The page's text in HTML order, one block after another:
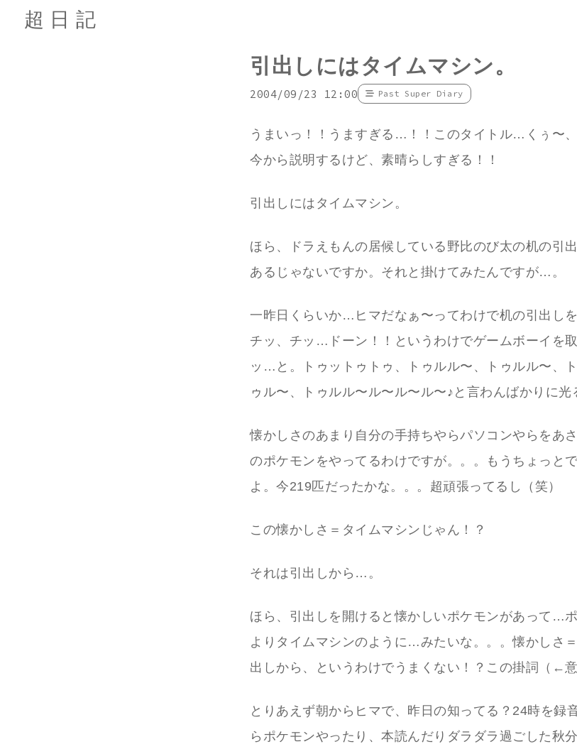
超日記
引出しにはタイムマシン。
2004/09/23 12:00 Past Super Diary
うまいっ！！うますぎる…！！このタイトル…くぅ〜、
今から説明するけど、素晴らしすぎる！！
引出しにはタイムマシン。
ほら、ドラえもんの居候している野比のび太の机の引
あるじゃないですか。それと掛けてみたんですが…。
一昨日くらいか…ヒマだなぁ〜ってわけで机の引出し
チッ、チッ…ドーン！！というわけでゲームボーイを
ッ…と。トゥットゥトゥ、トゥルル〜、トゥルル〜、
ゥル〜、トゥルル〜ル〜ル〜ル〜♪と言わんばかりに光
懐かしさのあまり自分の手持ちやらパソコンやらをあ
のポケモンをやってるわけですが。。。もうちょっと
よ。今219匹だったかな。。。超頑張ってるし（笑）
この懐かしさ＝タイムマシンじゃん！？
それは引出しから…。
ほら、引出しを開けると懐かしいポケモンがあって…
よりタイムマシンのように…みたいな。。。懐かしさ
出しから、というわけでうまくない！？この掛詞（←
とりあえず朝からヒマで、昨日の知ってる？24時を録
らポケモンやったり、本読んだりダラダラ過ごした秋